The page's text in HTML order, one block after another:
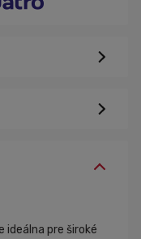
ideálna pre široké